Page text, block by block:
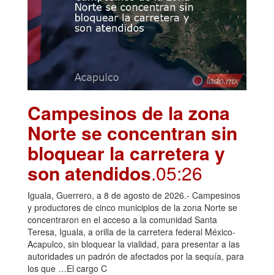
Campesinos de la zona
Norte se concentran sin
bloquear la carretera y
son atendidos.05:26
Iguala, Guerrero, a 8 de agosto de 2026.- Campesinos
y productores de cinco municipios de la zona Norte se
concentraron en el acceso a la comunidad Santa
Teresa, Iguala, a orilla de la carretera federal México-
Acapulco, sin bloquear la vialidad, para presentar a las
autoridades un padrón de afectados por la sequía, para
los que …El cargo C